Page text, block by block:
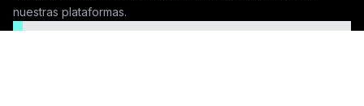
nuestras plataformas.